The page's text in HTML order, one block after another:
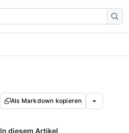
Als Markdown kopieren
In diesem Artikel